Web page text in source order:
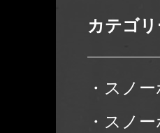
カテゴリ
・スノ
・スノ